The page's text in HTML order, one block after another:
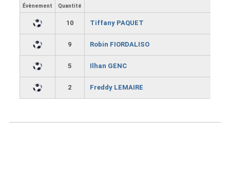
Évènement Quantité
10 Tiffany PAQUET
9 Robin FIORDALISO
5 Ilhan GENC
2 Freddy LEMAIRE